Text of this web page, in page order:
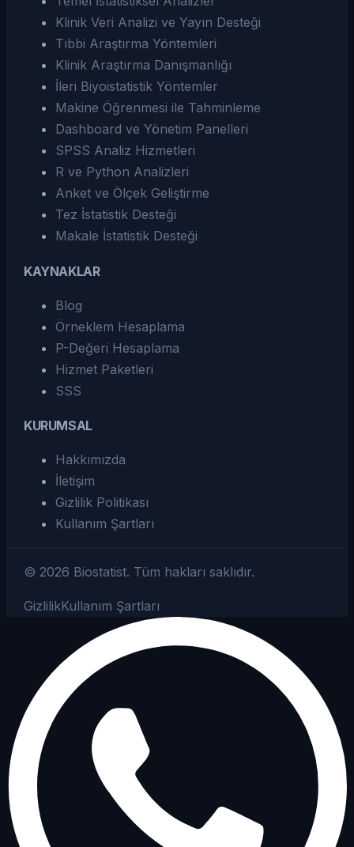
Klinik Veri Analizi ve Yayın Desteği
Tıbbi Araştırma Yöntemleri
Klinik Araştırma Danışmanlığı
İleri Biyoistatistik Yöntemler
Makine Öğrenmesi ile Tahminleme
Dashboard ve Yönetim Panelleri
SPSS Analiz Hizmetleri
R ve Python Analizleri
Anket ve Ölçek Geliştirme
Tez İstatistik Desteği
Makale İstatistik Desteği
KAYNAKLAR
Blog
Örneklem Hesaplama
P-Değeri Hesaplama
Hizmet Paketleri
SSS
KURUMSAL
Hakkımızda
İletişim
Gizlilik Politikası
Kullanım Şartları
©2026 Biostatist. Tüm hakları saklıdır.
GizlilikKullanım Şartları